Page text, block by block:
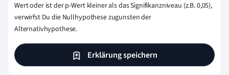
Wert oder ist der p-Wert kleiner als das Signifikanzniveau (z.B. 0,05),
verwirfst Du die Nullhypothese zugunsten der
Alternativhypothese.
Erklärung speichern